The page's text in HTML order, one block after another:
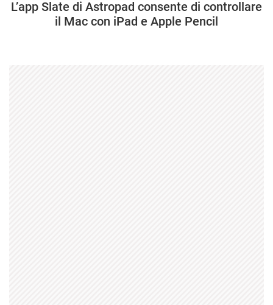
L’app Slate di Astropad consente di controllare
il Mac con iPad e Apple Pencil